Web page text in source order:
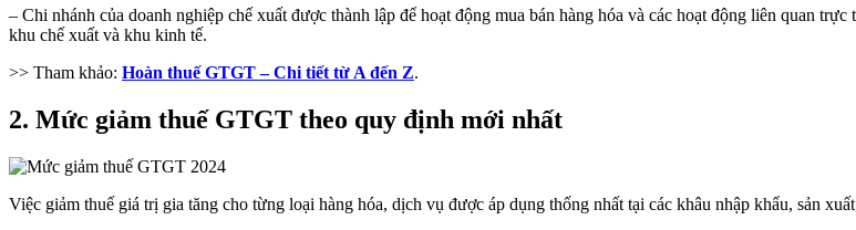
– Chi nhánh của doanh nghiệp chế xuất được thành lập để hoạt động mua bán hàng hóa và các hoạt động liên quan
khu chế xuất và khu kinh tế.
>> Tham khảo: Hoàn thuế GTGT – Chi tiết từ A đến Z.
2. Mức giảm thuế GTGT theo quy định mới nhất
Việc giảm thuế giá trị gia tăng cho từng loại hàng hóa, dịch vụ được áp dụng thống nhất tại các khâu nhập khẩu, sản